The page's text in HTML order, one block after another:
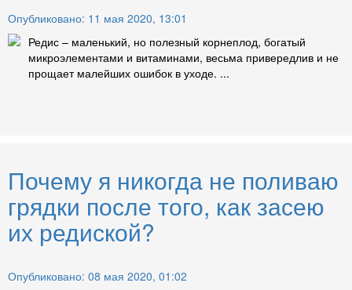
Опубликовано: 11 мая 2020, 13:01
Редис – маленький, но полезный корнеплод, богатый
микроэлементами и витаминами, весьма привередлив и не
прощает малейших ошибок в уходе. ...
Почему я никогда не поливаю
грядки после того, как засею
их редиской?
Опубликовано: 08 мая 2020, 01:02